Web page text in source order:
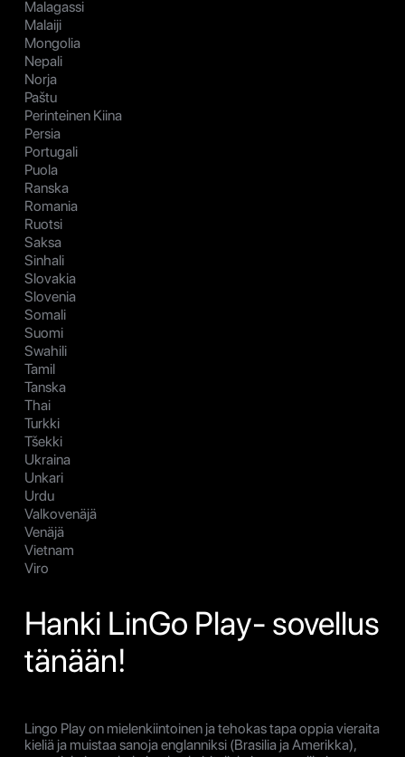
Malagassi
Malaiji
Mongolia
Nepali
Norja
Paštu
Perinteinen Kiina
Persia
Portugali
Puola
Ranska
Romania
Ruotsi
Saksa
Sinhali
Slovakia
Slovenia
Somali
Suomi
Swahili
Tamil
Tanska
Thai
Turkki
Tšekki
Ukraina
Unkari
Urdu
Valkovenäjä
Venäjä
Vietnam
Viro
Hanki LinGo Play- sovellus
tänään!
Lingo Play on mielenkiintoinen ja tehokas tapa oppia vieraita
kieliä ja muistaa sanoja englanniksi (Brasilia ja Amerikka),